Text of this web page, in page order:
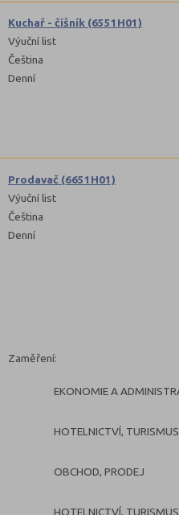
Kuchař - číšník (6551H01)
Výuční list
Čeština
Denní
Prodavač (6651H01)
Výuční list
Čeština
Denní
Zaměření:
EKONOMIE A
HOTELNICTVÍ,
OBCHOD, PRODEJ
HOTELNICTVÍ,